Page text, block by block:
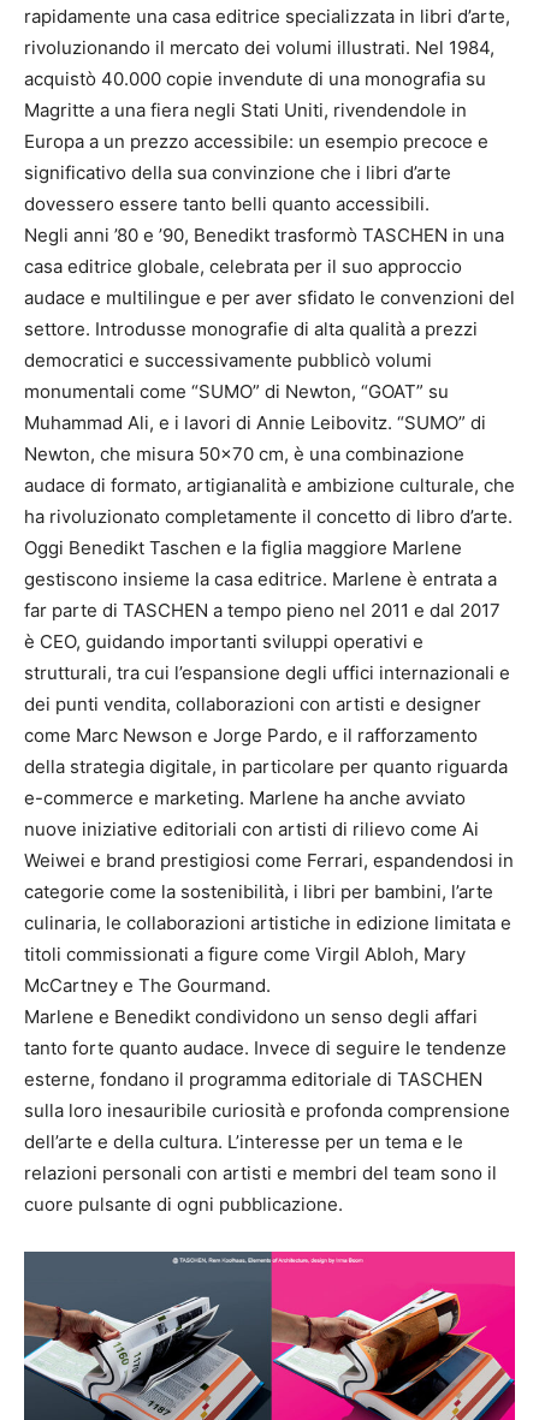
rapidamente una casa editrice specializzata in libri d’arte,
rivoluzionando il mercato dei volumi illustrati. Nel 1984,
acquistò 40.000 copie invendute di una monografia su
Magritte a una fiera negli Stati Uniti, rivendendole in
Europa a un prezzo accessibile: un esempio precoce e
significativo della sua convinzione che i libri d’arte
dovessero essere tanto belli quanto accessibili.
Negli anni ’80 e ’90, Benedikt trasformò TASCHEN in una
casa editrice globale, celebrata per il suo approccio
audace e multilingue e per aver sfidato le convenzioni del
settore. Introdusse monografie di alta qualità a prezzi
democratici e successivamente pubblicò volumi
monumentali come “SUMO” di Newton, “GOAT” su
Muhammad Ali, e i lavori di Annie Leibovitz. “SUMO” di
Newton, che misura 50×70 cm, è una combinazione
audace di formato, artigianalità e ambizione culturale, che
ha rivoluzionato completamente il concetto di libro d’arte.
Oggi Benedikt Taschen e la figlia maggiore Marlene
gestiscono insieme la casa editrice. Marlene è entrata a
far parte di TASCHEN a tempo pieno nel 2011 e dal 2017
è CEO, guidando importanti sviluppi operativi e
strutturali, tra cui l’espansione degli uffici internazionali e
dei punti vendita, collaborazioni con artisti e designer
come Marc Newson e Jorge Pardo, e il rafforzamento
della strategia digitale, in particolare per quanto riguarda
e-commerce e marketing. Marlene ha anche avviato
nuove iniziative editoriali con artisti di rilievo come Ai
Weiwei e brand prestigiosi come Ferrari, espandendosi in
categorie come la sostenibilità, i libri per bambini, l’arte
culinaria, le collaborazioni artistiche in edizione limitata e
titoli commissionati a figure come Virgil Abloh, Mary
McCartney e The Gourmand.
Marlene e Benedikt condividono un senso degli affari
tanto forte quanto audace. Invece di seguire le tendenze
esterne, fondano il programma editoriale di TASCHEN
sulla loro inesauribile curiosità e profonda comprensione
dell’arte e della cultura. L’interesse per un tema e le
relazioni personali con artisti e membri del team sono il
cuore pulsante di ogni pubblicazione.